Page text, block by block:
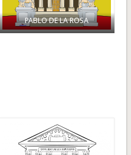
PABLO DE LA ROSA